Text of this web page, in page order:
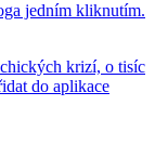
jedním kliknutím.
krizí, o tisíc
do aplikace